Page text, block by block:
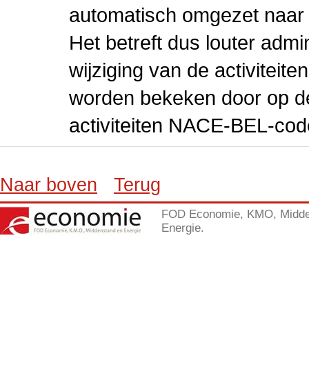
automatisch omgezet
Het betreft dus louter
wijziging van de
worden bekeken door op
activiteiten NACE-BEL-
Naar boven Terug
FOD Economie, KMO,
Energie.